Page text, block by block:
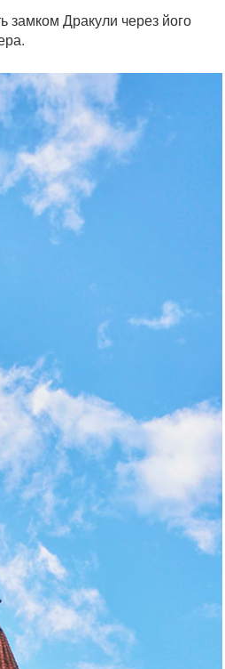
замком Дракули через його